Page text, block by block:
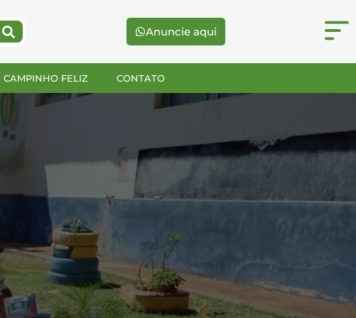
Anuncie aqui
CAMPINHO FELIZ CONTATO